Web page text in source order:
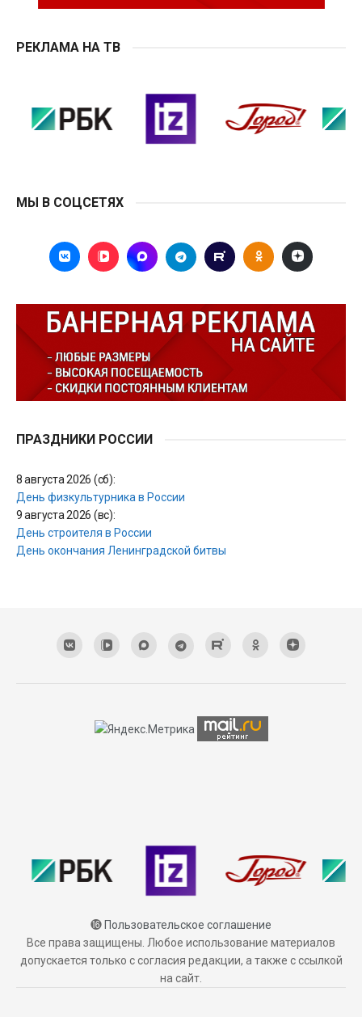
РЕКЛАМА НА ТВ
МЫ В СОЦСЕТЯХ
ПРАЗДНИКИ РОССИИ
8 августа 2026 (сб):
День физкультурника в России
9 августа 2026 (вс):
День строителя в России
День окончания Ленинградской битвы
⓰ Пользовательское соглашение
Все права защищены. Любое использование материалов
допускается только с согласия редакции, а также с ссылкой
на сайт.